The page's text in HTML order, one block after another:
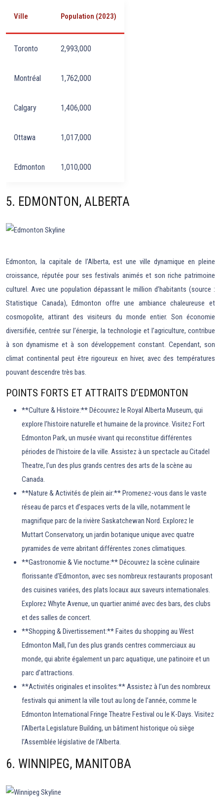
Ville Population (2023)
Toronto 2,993,000
Montréal 1,762,000
Calgary 1,406,000
Ottawa 1,017,000
Edmonton 1,010,000
5. EDMONTON, ALBERTA
Edmonton, la capitale de l’Alberta, est une ville dynamique en pleine
croissance, réputée pour ses festivals animés et son riche patrimoine
culturel. Avec une population dépassant le million d’habitants (source :
Statistique Canada), Edmonton offre une ambiance chaleureuse et
cosmopolite, attirant des visiteurs du monde entier. Son économie
diversifiée, centrée sur l’énergie, la technologie et l’agriculture, contribue
à son dynamisme et à son développement constant. Cependant, son
climat continental peut être rigoureux en hiver, avec des températures
pouvant descendre très bas.
POINTS FORTS ET ATTRAITS D’EDMONTON
**Culture & Histoire:** Découvrez le Royal Alberta Museum, qui
explore l’histoire naturelle et humaine de la province. Visitez Fort
Edmonton Park, un musée vivant qui reconstitue différentes
périodes de l’histoire de la ville. Assistez à un spectacle au Citadel
Theatre, l’un des plus grands centres des arts de la scène au
Canada.
**Nature & Activités de plein air:** Promenez-vous dans le vaste
réseau de parcs et d’espaces verts de la ville, notamment le
magnifique parc de la rivière Saskatchewan Nord. Explorez le
Muttart Conservatory, un jardin botanique unique avec quatre
pyramides de verre abritant différentes zones climatiques.
**Gastronomie & Vie nocturne:** Découvrez la scène culinaire
florissante d’Edmonton, avec ses nombreux restaurants proposant
des cuisines variées, des plats locaux aux saveurs internationales.
Explorez Whyte Avenue, un quartier animé avec des bars, des clubs
et des salles de concert.
**Shopping & Divertissement:** Faites du shopping au West
Edmonton Mall, l’un des plus grands centres commerciaux au
monde, qui abrite également un parc aquatique, une patinoire et un
parc d’attractions.
**Activités originales et insolites:** Assistez à l’un des nombreux
festivals qui animent la ville tout au long de l’année, comme le
Edmonton International Fringe Theatre Festival ou le K-Days. Visitez
l’Alberta Legislature Building, un bâtiment historique où siège
l’Assemblée législative de l’Alberta.
6. WINNIPEG, MANITOBA